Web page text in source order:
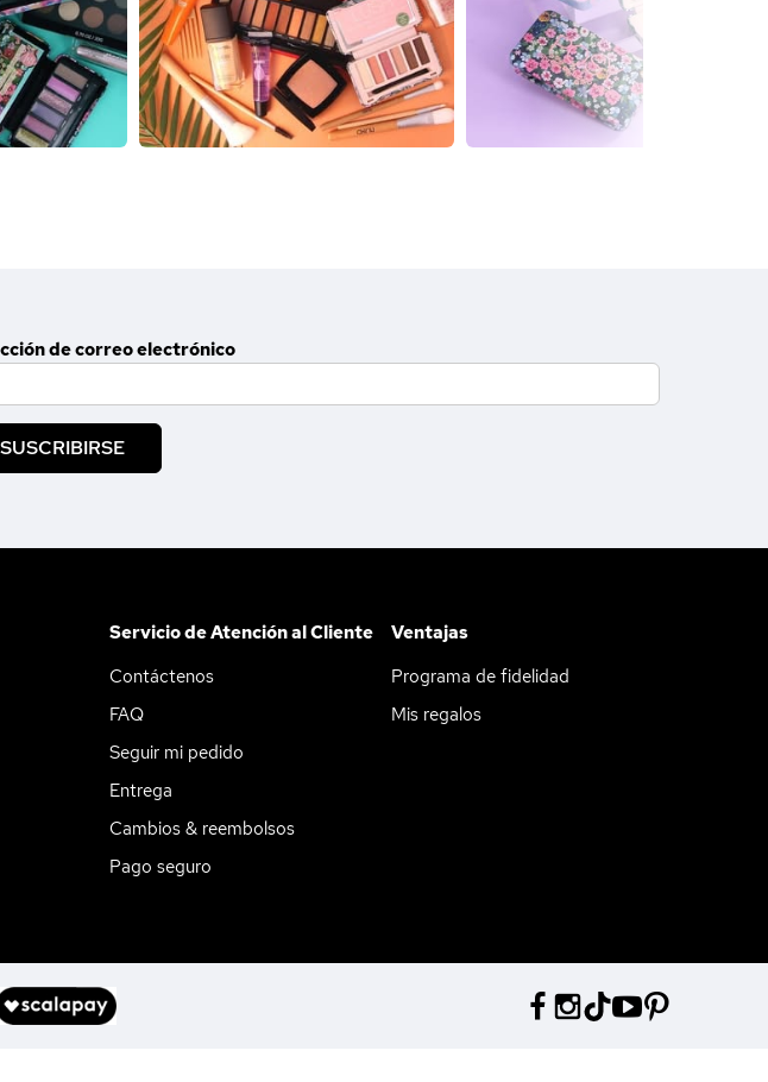
de correo electrónico
SUSCRIBIRSE
Servicio de Atención al Cliente
Contáctenos
FAQ
Seguir mi pedido
Entrega
Cambios & reembolsos
Pago seguro
Ventajas
Programa de fidelidad
Mis regalos